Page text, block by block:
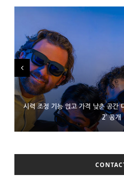
시력 조정 기능 얹고 가격 낮춘 공간
2’ 공개
D램 부족에 10억달러어치 아이폰
300~400달러 반지형 스피